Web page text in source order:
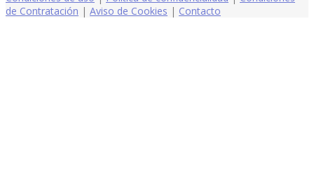
de Contratación | Aviso de Cookies | Contacto